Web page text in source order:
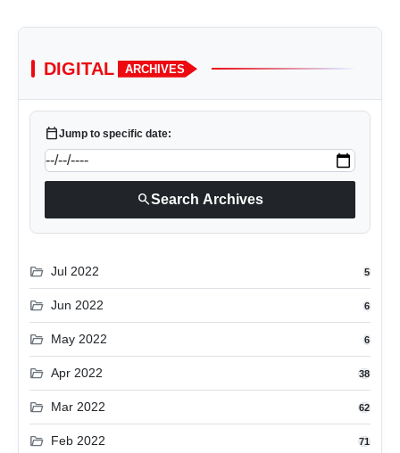
DIGITAL ARCHIVES
calendar_todayJump to specific date:
searchSearch Archives
folder_open Jul 2022 5
folder_open Jun 2022 6
folder_open May 2022 6
folder_open Apr 2022 38
folder_open Mar 2022 62
folder_open Feb 2022 71